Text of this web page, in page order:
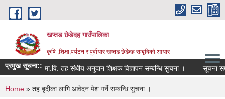
Skip to main content
खप्तड छेडेदह गाउँपालिका
कृषि ,शिक्षा,पर्यटन र पुर्वाधार खप्तड छेडेदह सम्बृदिको आधार
प्रमुख सूचना::मा.वि. तह संधीय अनुदान शिक्षक विज्ञापन सम्बन्धि सुचना । सूचना
You are here
Home » तह बृदीका लागि आवेदन पेश गर्ने सम्बन्धि सुचना ।